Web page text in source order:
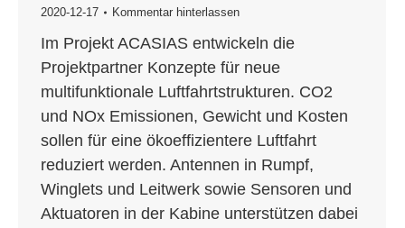
2020-12-17
Kommentar hinterlassen
Im Projekt ACASIAS entwickeln die
Projektpartner Konzepte für neue
multifunktionale Luftfahrtstrukturen. CO2
und NOx Emissionen, Gewicht und Kosten
sollen für eine ökoeffizientere Luftfahrt
reduziert werden. Antennen in Rumpf,
Winglets und Leitwerk sowie Sensoren und
Aktuatoren in der Kabine unterstützen dabei